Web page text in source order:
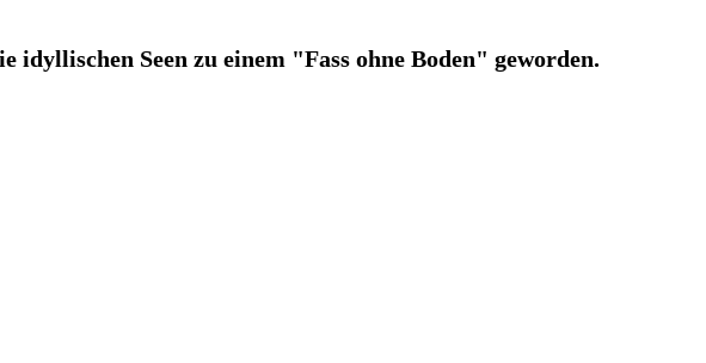
Seen zu einem "Fass ohne Boden" geworden.